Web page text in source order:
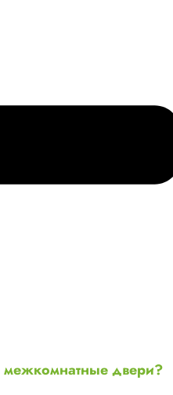
межкомнатные двери?